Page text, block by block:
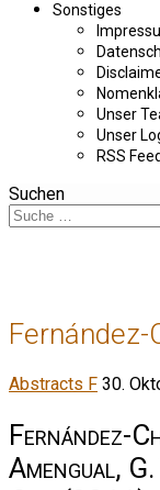
Sonstiges
Unser
Unser
RSS Feed
Suchen
Fernández-
Abstracts F 30.
Fernández-
Amengual,